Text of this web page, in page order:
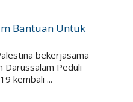
Bantuan Untuk
bekerjasama
Darussalam Peduli
kembali ...